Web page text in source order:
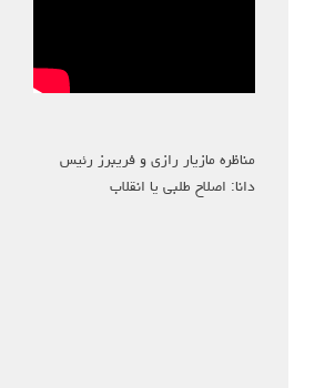
مناظره مازیار رازی و فریبرز رئیس
دانا: اصلاح طلبی یا انقلاب